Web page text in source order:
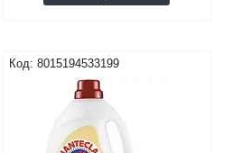
8015194533199